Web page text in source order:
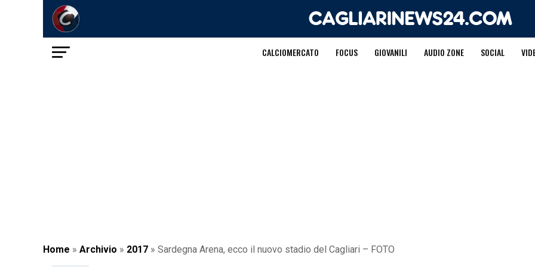
CALCIOMERCATO FOCUS GIOVANILI AUDIO ZONE SOCIAL
Home » Archivio » 2017 » Sardegna Arena, ecco il nuovo stadio del Cagliari – FOTO